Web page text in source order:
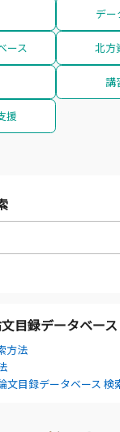
デー
ース 北方
講
援
目録データベース
方法
文目録データベース 検